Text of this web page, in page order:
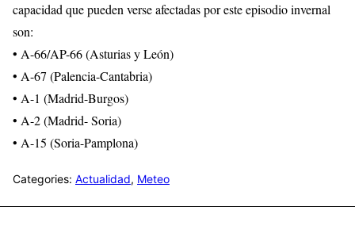
capacidad que pueden verse afectadas por este episodio invernal
son:
• A-66/AP-66 (Asturias y León)
• A-67 (Palencia-Cantabria)
• A-1 (Madrid-Burgos)
• A-2 (Madrid- Soria)
• A-15 (Soria-Pamplona)
Categories: Actualidad, Meteo